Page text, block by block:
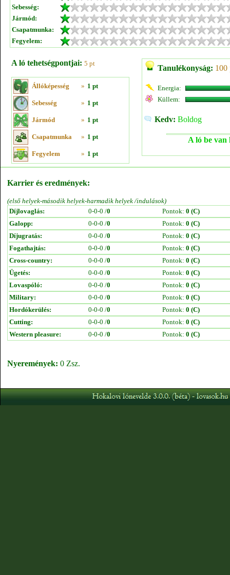
Sebesség:
Jármód:
Csapatmunka:
Fegyelem:
A ló tehetségpontjai: 5 pt
Állóképesség » 1 pt
Sebesség » 1 pt
Jármód » 1 pt
Csapatmunka » 1 pt
Fegyelem » 1 pt
Tanulékonyság: 100
Energia:
Küllem:
Kedv: Boldog
A ló be van
Karrier és eredmények:
(első helyek-második helyek-harmadik helyek /indulások)
Díjlovaglás:
0-0-0 /0 Pontok: 0 (C)
Galopp:
0-0-0 /0 Pontok: 0 (C)
Díjugratás:
0-0-0 /0 Pontok: 0 (C)
Fogathajtás:
0-0-0 /0 Pontok: 0 (C)
Cross-country:
0-0-0 /0 Pontok: 0 (C)
Ügetés:
0-0-0 /0 Pontok: 0 (C)
Lovaspóló:
0-0-0 /0 Pontok: 0 (C)
Military:
0-0-0 /0 Pontok: 0 (C)
Hordókerülés:
0-0-0 /0 Pontok: 0 (C)
Cutting:
0-0-0 /0 Pontok: 0 (C)
Western pleasure:
0-0-0 /0 Pontok: 0 (C)
Nyeremények: 0 Zsz.